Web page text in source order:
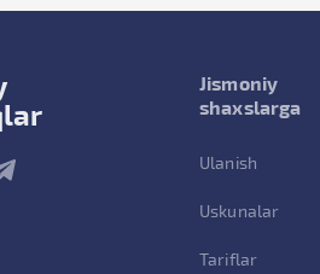
Jismoniy
shaxslarga
Ulanish
Uskunalar
Tariflar